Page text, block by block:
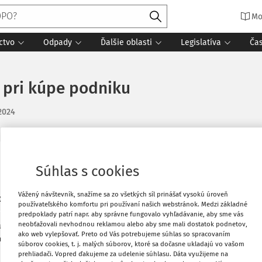
Odpady Ďalšie oblasti Legislatíva
kúpe podniku
podniku celý podnik (aktíva aj
aj dlhodobý hmotný majetok
a právnická osoba sú personálne a
účtovníctvo. Právnická osoba
je tá istá fyzická osoba, ktorá
Obstarávacia cena budovy bola 200
Obľúbené
Stiahnuť
Súhlas s cookies
Vážený návštevník, snažíme sa zo všetkých síl prinášať vysokú úroveň
používateľského komfortu pri používaní našich webstránok. Medzi základné
predpoklady patrí napr. aby správne fungovalo vyhľadávanie, aby sme vás
neobťažovali nevhodnou reklamou alebo aby sme mali dostatok podnetov,
ako web vylepšovať. Preto od Vás potrebujeme súhlas so spracovaním
súborov cookies, t. j. malých súborov, ktoré sa dočasne ukladajú vo vašom
prehliadači. Vopred ďakujeme za udelenie súhlasu. Dáta využijeme na